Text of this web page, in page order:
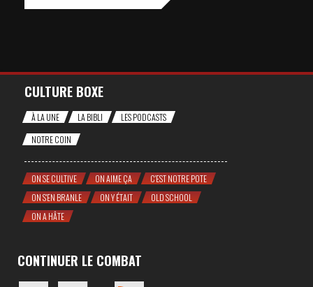
CULTURE BOXE
À LA UNE LA BIBLI
LES PODCASTS
NOTRE COIN
ON SE CULTIVE ON AIME ÇA
C'EST NOTRE POTE
ON S'EN BRANLE
ON Y ÉTAIT
OLD SCHOOL
ON A HÂTE
CONTINUER LE COMBAT